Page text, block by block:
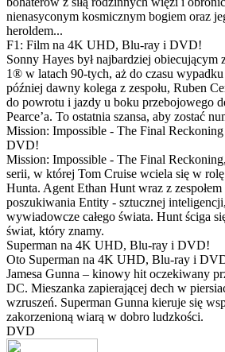
nienasyconym kosmicznym bogiem oraz
heroldem...
F1: Film na 4K UHD, Blu-ray i DVD!
Sonny Hayes był najbardziej
1® w latach 90-tych, aż do czasu
później dawny kolega z zespołu, Ruben
do powrotu i jazdy u boku przebojowego
Pearce’a. To ostatnia szansa, aby zostać
Mission: Impossible - The Final
DVD!
Mission: Impossible - The Final
serii, w której Tom Cruise wciela się w rolę
Hunta. Agent Ethan Hunt wraz z
poszukiwania Entity - sztucznej
wywiadowcze całego świata. Hunt ściga
świat, który znamy.
Superman na 4K UHD, Blu-ray i DVD!
Oto Superman na 4K UHD, Blu-ray i
Jamesa Gunna – kinowy hit oczekiwany
DC. Mieszanka zapierającej dech w
wzruszeń. Superman Gunna kieruje się
zakorzenioną wiarą w dobro ludzkości.
DVD